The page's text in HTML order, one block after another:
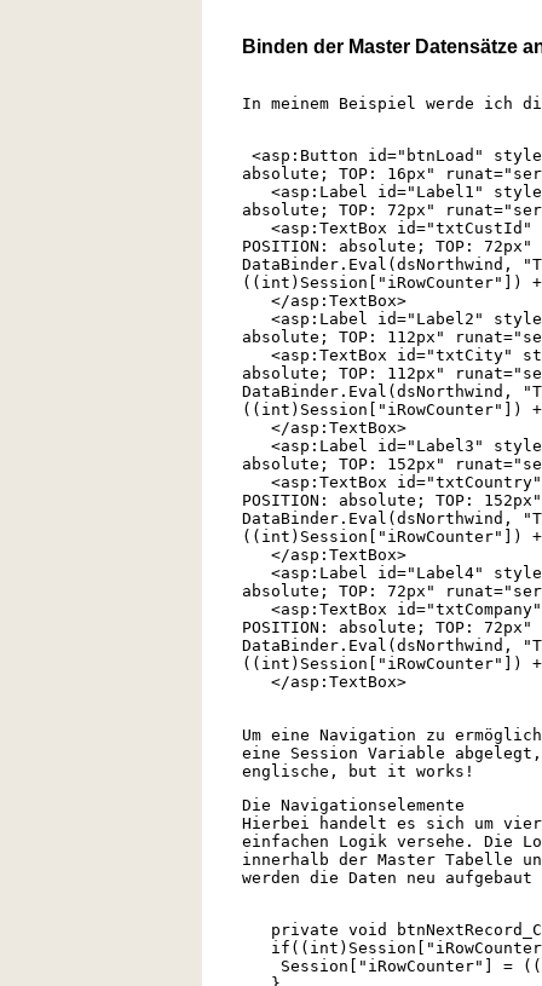
Binden der Master Datensätze
In meinem Beispiel werde ich
<asp:Button id="btnLoad"
absolute; TOP: 16px"
<asp:Label id="Label1"
absolute; TOP: 72px"
<asp:TextBox id="txtCustId"
POSITION: absolute; TOP:
DataBinder.Eval(dsNorthwind,
((int)Session["iRowCounter"])
</asp:TextBox>
<asp:Label id="Label2"
absolute; TOP: 112px"
<asp:TextBox id="txtCity"
absolute; TOP: 112px"
DataBinder.Eval(dsNorthwind,
</asp:TextBox>
<asp:Label id="Label3"
absolute; TOP: 152px"
<asp:TextBox id="txtCountry"
POSITION: absolute; TOP:
DataBinder.Eval(dsNorthwind,
((int)Session["iRowCounter"])
</asp:TextBox>
<asp:Label id="Label4"
absolute; TOP: 72px"
<asp:TextBox
POSITION: absolute; TOP:
DataBinder.Eval(dsNorthwind,
((int)Session["iRowCounter"]) +
</asp:TextBox>
Um eine Navigation zu
eine Session Variable
englische, but it works!
Die Navigationselemente
Hierbei handelt es sich um
einfachen Logik versehe. Die
innerhalb der Master Tabelle
werden die Daten neu
private void
Session["iRowCounter"] =